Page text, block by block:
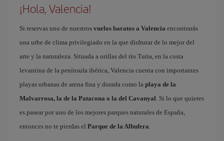
¡Hola, Valencia!
Si reservas uno de nuestros vuelos baratos a Valencia encontrarás
una urbe de clima privilegiado en la que disfrutar de lo mejor del
arte y la naturaleza. Situada a orillas del río Turia, en la costa
levantina de la península ibérica, Valencia cuenta con importantes
playas urbanas de arena fina y dorada como la playa de la
Malvarrosa, la de la Patacona o la del Cavanyal. Si lo que quieres
es pasear por uno de los mejores parques naturales de España,
entonces no te pierdas el Parque de la Albufera.